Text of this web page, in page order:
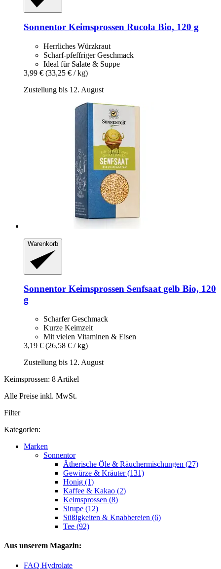
Sonnentor Keimsprossen Rucola Bio, 120 g
Herrliches Würzkraut
Scharf-pfeffriger Geschmack
Ideal für Salate & Suppe
3,99 € (33,25 € / kg)
Zustellung bis 12. August
Warenkorb
Sonnentor Keimsprossen Senfsaat gelb Bio, 120
g
Scharfer Geschmack
Kurze Keimzeit
Mit vielen Vitaminen & Eisen
3,19 € (26,58 € / kg)
Zustellung bis 12. August
Keimsprossen: 8 Artikel
Alle Preise inkl. MwSt.
Filter
Kategorien:
Marken
Sonnentor
Ätherische Öle & Räuchermischungen (27)
Gewürze & Kräuter (131)
Honig (1)
Kaffee & Kakao (2)
Keimsprossen (8)
Sirupe (12)
Süßigkeiten & Knabbereien (6)
Tee (92)
Aus unserem Magazin:
FAQ Hydrolate